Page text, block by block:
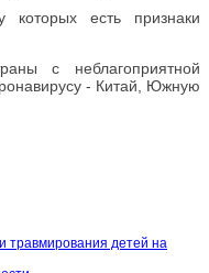
есть признаки
с неблагоприятной
- Китай, Южную
травмирования детей на